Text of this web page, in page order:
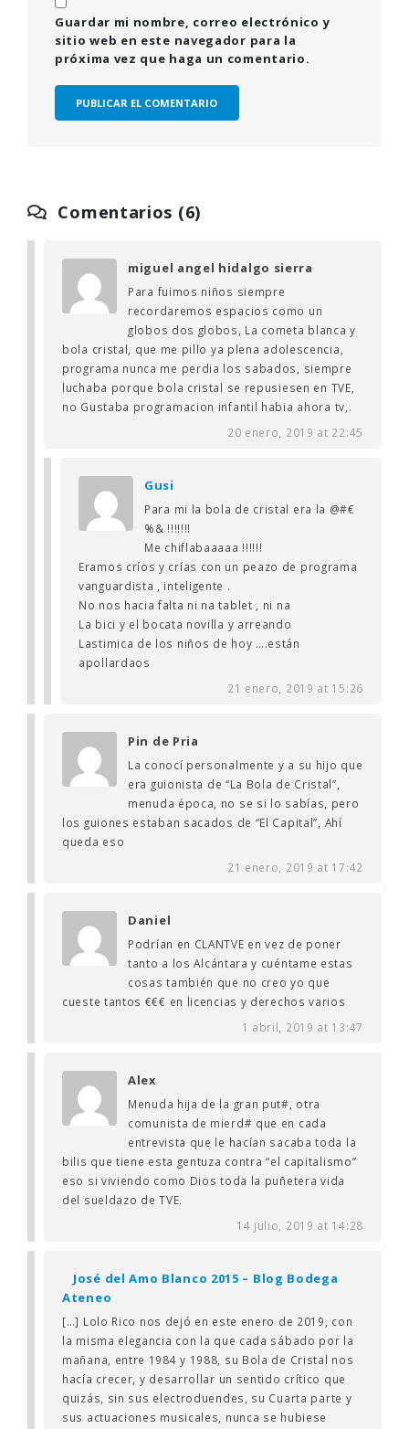
Guardar mi nombre, correo electrónico y
sitio web en este navegador para la
próxima vez que haga un comentario.
Comentarios (6)
miguel angel hidalgo sierra
Para fuimos niños siempre
recordaremos espacios como un
globos dos globos, La cometa blanca y
bola cristal, que me pillo ya plena adolescencia,
programa nunca me perdia los sabados, siempre
luchaba porque bola cristal se repusiesen en TVE,
no Gustaba programacion infantil habia ahora tv,.
20 enero, 2019 at 22:45
Gusi
Para mi la bola de cristal era la @#€
%& !!!!!!!
Me chiflabaaaaa !!!!!!
Eramos críos y crías con un peazo de programa
vanguardista , inteligente .
No nos hacia falta ni na tablet , ni na
La bici y el bocata novilla y arreando
Lastimica de los niños de hoy ….están
apollardaos
21 enero, 2019 at 15:26
Pin de Pria
La conocí personalmente y a su hijo que
era guionista de “La Bola de Cristal”,
menuda época, no se si lo sabías, pero
los guiones estaban sacados de “El Capital”, Ahí
queda eso
21 enero, 2019 at 17:42
Daniel
Podrían en CLANTVE en vez de poner
tanto a los Alcántara y cuéntame estas
cosas también que no creo yo que
cueste tantos €€€ en licencias y derechos varios
1 abril, 2019 at 13:47
Alex
Menuda hija de la gran put#, otra
comunista de mierd# que en cada
entrevista que le hacían sacaba toda la
bilis que tiene esta gentuza contra “el capitalismo”
eso si viviendo como Dios toda la puñetera vida
del sueldazo de TVE.
14 julio, 2019 at 14:28
José del Amo Blanco 2015 – Blog Bodega
Ateneo
[…] Lolo Rico nos dejó en este enero de 2019, con
la misma elegancia con la que cada sábado por la
mañana, entre 1984 y 1988, su Bola de Cristal nos
hacía crecer, y desarrollar un sentido crítico que
quizás, sin sus electroduendes, su Cuarta parte y
sus actuaciones musicales, nunca se hubiese